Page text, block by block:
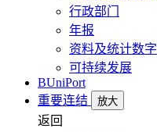
行政部门
年报
资料及统计数字
可持续发展
BUniPort
重要连结
放大
返回